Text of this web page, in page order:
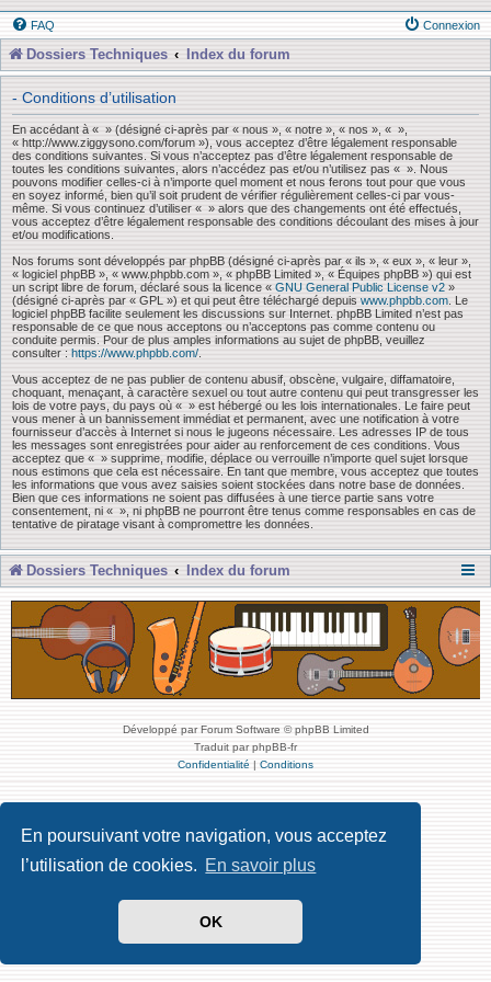
En poursuivant votre navigation, vous acceptez
l’utilisation de cookies. En savoir plus
OK
FAQ Connexion
Dossiers Techniques Index du forum
- Conditions d’utilisation
En accédant à « » (désigné ci-après par « nous », « notre », « nos », « »,
« http://www.ziggysono.com/forum »), vous acceptez d’être légalement responsable
des conditions suivantes. Si vous n’acceptez pas d’être légalement responsable de
toutes les conditions suivantes, alors n’accédez pas et/ou n’utilisez pas « ». Nous
pouvons modifier celles-ci à n’importe quel moment et nous ferons tout pour que vous
en soyez informé, bien qu’il soit prudent de vérifier régulièrement celles-ci par vous-
même. Si vous continuez d’utiliser « » alors que des changements ont été effectués,
vous acceptez d’être légalement responsable des conditions découlant des mises à jour
et/ou modifications.
Nos forums sont développés par phpBB (désigné ci-après par « ils », « eux », « leur »,
« logiciel phpBB », « www.phpbb.com », « phpBB Limited », « Équipes phpBB ») qui est
un script libre de forum, déclaré sous la licence « GNU General Public License v2 »
(désigné ci-après par « GPL ») et qui peut être téléchargé depuis www.phpbb.com . Le
logiciel phpBB facilite seulement les discussions sur Internet. phpBB Limited n’est pas
responsable de ce que nous acceptons ou n’acceptons pas comme contenu ou
conduite permis. Pour de plus amples informations au sujet de phpBB, veuillez
consulter : https://www.phpbb.com/
Vous acceptez de ne pas publier de contenu abusif, obscène, vulgaire, diffamatoire,
choquant, menaçant, à caractère sexuel ou tout autre contenu qui peut transgresser les
lois de votre pays, du pays où « » est hébergé ou les lois internationales. Le faire peut
vous mener à un bannissement immédiat et permanent, avec une notification à votre
fournisseur d’accès à Internet si nous le jugeons nécessaire. Les adresses IP de tous
les messages sont enregistrées pour aider au renforcement de ces conditions. Vous
acceptez que « » supprime, modifie, déplace ou verrouille n’importe quel sujet lorsque
nous estimons que cela est nécessaire. En tant que membre, vous acceptez que toutes
les informations que vous avez saisies soient stockées dans notre base de données.
Bien que ces informations ne soient pas diffusées à une tierce partie sans votre
consentement, ni « », ni phpBB ne pourront être tenus comme responsables en cas de
tentative de piratage visant à compromettre les données.
Dossiers Techniques Index du forum
Développé par Forum Software © phpBB Limited
Traduit par phpBB-fr
Confidentialité | Conditions